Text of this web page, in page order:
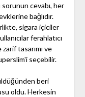
cevabı, her
bağlıdır.
sigara içiciler
ferahlatıcı
tasarımı ve
seçebilir.
beri
oldu. Herkesin